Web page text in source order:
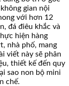
gian nội
với hơn 12
đá điêu khắc và
hiện hàng
nhà phố, mang
viết này sẽ phân
thiết kế đến quy
sao non bộ mini
chế.